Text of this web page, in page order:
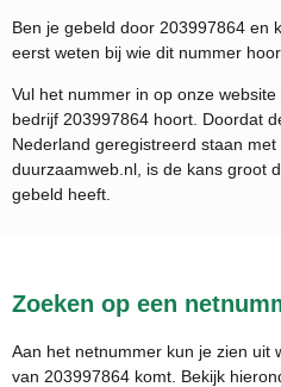
Ben je gebeld door 203997864 en
eerst weten bij wie dit nummer
Vul het nummer in op onze
bedrijf 203997864 hoort. Doordat
Nederland geregistreerd staan
duurzaamweb.nl, is de kans groot
gebeld heeft.
Zoeken op een
Aan het netnummer kun je zien uit
van 203997864 komt. Bekijk